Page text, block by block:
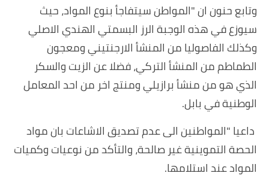
وتابع حنون ان "المواطن سيتفاجأ بنوع المواد، حيث
سيوزع في هذه الوجبة الرز البسمتي الهندي الاصلي
وكذلك الفاصوليا من المنشأ الارجنتيني ومعجون
الطماطم من المنشأ التركي، فضلا عن الزيت والسكر
الذي هو من منشأ برازيلي ومنتج اخر من احد المعامل
الوطنية في بابل.
داعيا "المواطنين الى عدم تصديق الاشاعات بان مواد
الحصة التموينية غير صالحة، والتأكد من نوعيات وكميات
المواد عند استلامها.